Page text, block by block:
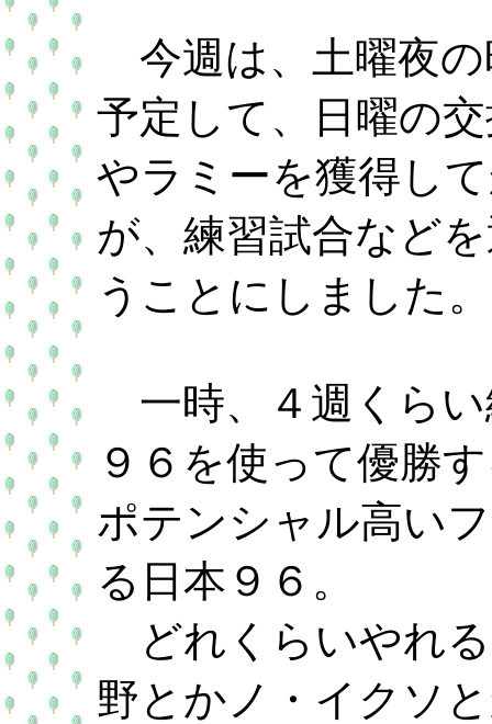
今週は、土曜夜
予定して、日曜の
やラミーを獲得し
が、練習試合など
うことにしました。
一時、４週くら
９６を使って優勝
ポテンシャル高い
る日本９６。
どれくらいやれ
野とかノ・イクソ